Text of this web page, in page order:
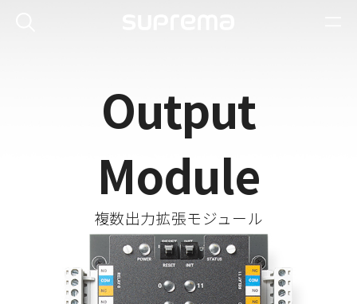
Output
Module
複数出力拡張モジュール